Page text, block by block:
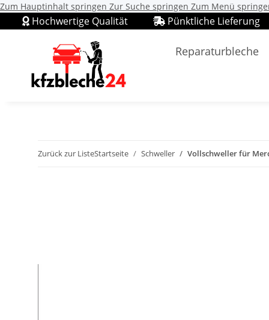
Zum Hauptinhalt springen Zur Suche springen Zum Menü
Pünktliche Lieferung
Hochwertige Qualität
Reparaturbleche
Zurück zur ListeStartseite Schweller Vollschweller für